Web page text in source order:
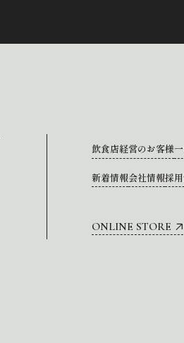
飲食店経営のお客様
新着情報会社情報採
ONLINE STORE